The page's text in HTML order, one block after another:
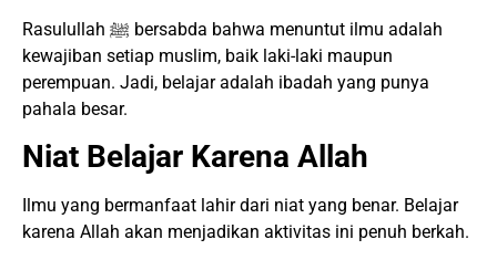
Rasulullah ﷺ bersabda bahwa menuntut ilmu adalah
kewajiban setiap muslim, baik laki-laki maupun
perempuan. Jadi, belajar adalah ibadah yang punya
pahala besar.
Niat Belajar Karena Allah
Ilmu yang bermanfaat lahir dari niat yang benar. Belajar
karena Allah akan menjadikan aktivitas ini penuh berkah.